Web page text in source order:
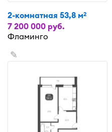
2-комнатная 53,8 м2
7 200 000 руб.
Фламинго
✎